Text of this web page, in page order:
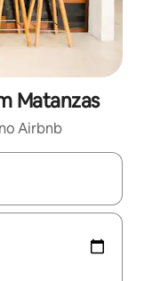
Matanzas
Airbnb
explore-os